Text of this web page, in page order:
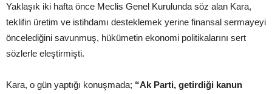
Yaklaşık iki hafta önce Meclis Genel Kurulunda söz alan Kara,
teklifin üretim ve istihdamı desteklemek yerine finansal sermayeyi
öncelediğini savunmuş, hükümetin ekonomi politikalarını sert
sözlerle eleştirmişti.
Kara, o gün yaptığı konuşmada; “Ak Parti, getirdiği kanun